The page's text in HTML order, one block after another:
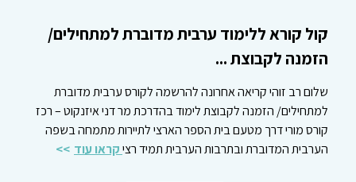
קול קורא ללימוד ערבית מדוברת למתחילים/
הזמנה לקבוצת ...
שלום רב זוהי קריאה אחרונה להרשמה לקורס ערבית מדוברת
למתחילים/ הזמנה לקבוצת לימוד בהדרכת מר דני איזנקוט – רכז
קורס מורי דרך מטעם בית הספר הארצי לתיירות מתמחה בשפה
הערבית המדוברת ובתרבות הערבית תמיד רציקראו עוד